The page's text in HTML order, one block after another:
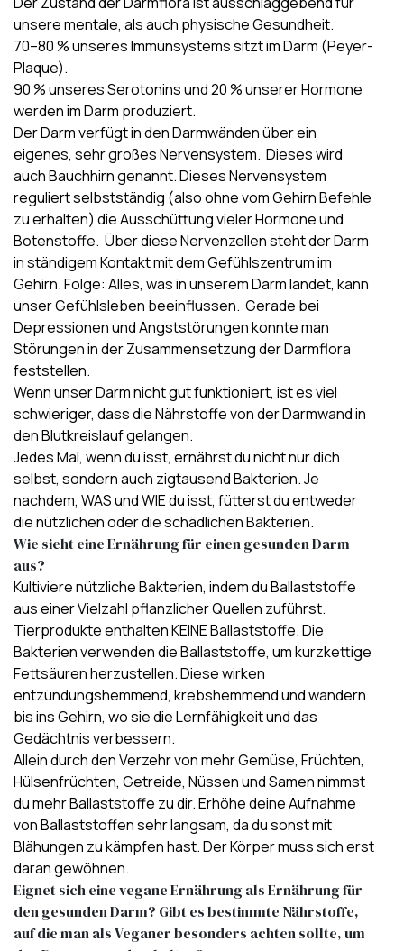
unsere mentale, als auch physische Gesundheit.
70–80 % unseres Immunsystems sitzt im Darm (Peyer-
Plaque).
90 % unseres Serotonins und 20 % unserer Hormone
werden im Darm produziert.
Der Darm verfügt in den Darmwänden über ein
eigenes, sehr großes Nervensystem. Dieses wird
auch Bauchhirn genannt. Dieses Nervensystem
reguliert selbstständig (also ohne vom Gehirn Befehle
zu erhalten) die Ausschüttung vieler Hormone und
Botenstoffe. Über diese Nervenzellen steht der Darm
in ständigem Kontakt mit dem Gefühlszentrum im
Gehirn. Folge: Alles, was in unserem Darm landet, kann
unser Gefühlsleben beeinflussen. Gerade bei
Depressionen und Angststörungen konnte man
Störungen in der Zusammensetzung der Darmflora
feststellen.
Wenn unser Darm nicht gut funktioniert, ist es viel
schwieriger, dass die Nährstoffe von der Darmwand in
den Blutkreislauf gelangen.
Jedes Mal, wenn du isst, ernährst du nicht nur dich
selbst, sondern auch zigtausend Bakterien. Je
nachdem, WAS und WIE du isst, fütterst du entweder
die nützlichen oder die schädlichen Bakterien.
Wie sieht eine Ernährung für einen gesunden Darm
aus?
Kultiviere nützliche Bakterien, indem du Ballaststoffe
aus einer Vielzahl pflanzlicher Quellen zuführst.
Tierprodukte enthalten KEINE Ballaststoffe. Die
Bakterien verwenden die Ballaststoffe, um kurzkettige
Fettsäuren herzustellen. Diese wirken
entzündungshemmend, krebshemmend und wandern
bis ins Gehirn, wo sie die Lernfähigkeit und das
Gedächtnis verbessern.
Allein durch den Verzehr von mehr Gemüse, Früchten,
Hülsenfrüchten, Getreide, Nüssen und Samen nimmst
du mehr Ballaststoffe zu dir. Erhöhe deine Aufnahme
von Ballaststoffen sehr langsam, da du sonst mit
Blähungen zu kämpfen hast. Der Körper muss sich erst
daran gewöhnen.
Eignet sich eine vegane Ernährung als Ernährung für
den gesunden Darm? Gibt es bestimmte Nährstoffe,
auf die man als Veganer besonders achten sollte, um